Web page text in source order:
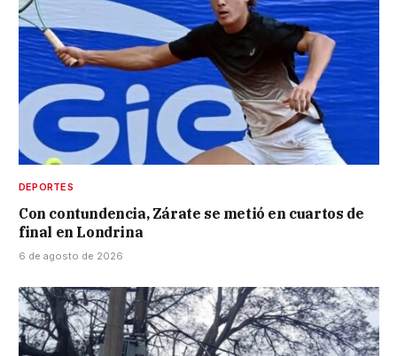
DEPORTES
Con contundencia, Zárate se metió en cuartos de
final en Londrina
6 de agosto de 2026